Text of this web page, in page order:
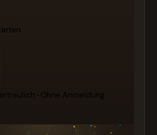
· Ohne Anmeldung